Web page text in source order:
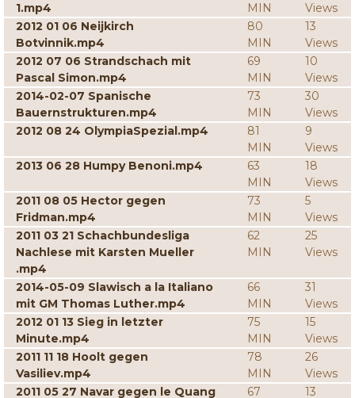
1.mp4
MIN
Views
2012 01 06 Neijkirch
Botvinnik.mp4
80
MIN
13
Views
2012 07 06 Strandschach mit
Pascal Simon.mp4
69
MIN
10
Views
2014-02-07 Spanische
Bauernstrukturen.mp4
73
MIN
30
Views
2012 08 24 OlympiaSpezial.mp4
81
MIN
9
Views
2013 06 28 Humpy Benoni.mp4
63
MIN
18
Views
2011 08 05 Hector gegen
Fridman.mp4
73
MIN
5
Views
2011 03 21 Schachbundesliga
Nachlese mit Karsten Mueller
.mp4
62
MIN
25
Views
2014-05-09 Slawisch a la Italiano
mit GM Thomas Luther.mp4
66
MIN
31
Views
2012 01 13 Sieg in letzter
Minute.mp4
75
MIN
15
Views
2011 11 18 Hoolt gegen
Vasiliev.mp4
78
MIN
26
Views
2011 05 27 Navar gegen le Quang
67 13